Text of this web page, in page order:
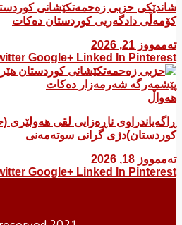
شاندێکی حزبی زەحمەتکێشانی
کۆمەڵی دادگەریی کوردستان دەکات
تەممووز 21, 2026
Google+ Linked In Pinterest
هەواڵ
ڕاگەیاندراوی ناڕەزایی لقی
کوردستان)دژی گرانی سوتەمەنی
تەممووز 18, 2026
Google+ Linked In Pinterest